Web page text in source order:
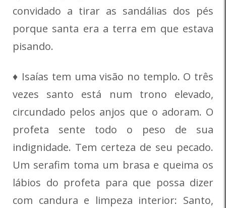
convidado a tirar as sandálias dos pés
porque santa era a terra em que estava
pisando.
♦ Isaías tem uma visão no templo. O três
vezes santo está num trono elevado,
circundado pelos anjos que o adoram. O
profeta sente todo o peso de sua
indignidade. Tem certeza de seu pecado.
Um serafim toma um brasa e queima os
lábios do profeta para que possa dizer
com candura e limpeza interior: Santo,